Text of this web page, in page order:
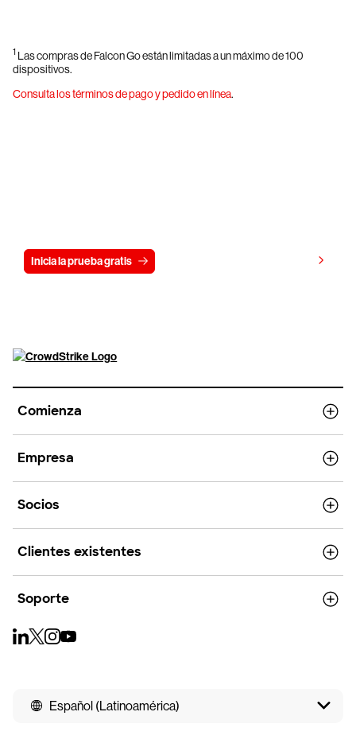
1 Las compras de Falcon Go están limitadas a un máximo de 100
dispositivos.
Consulta los términos de pago y pedido en línea.
Inicia la prueba gratis
Comienza
Empresa
Socios
Clientes existentes
Soporte
Español (Latinoamérica)